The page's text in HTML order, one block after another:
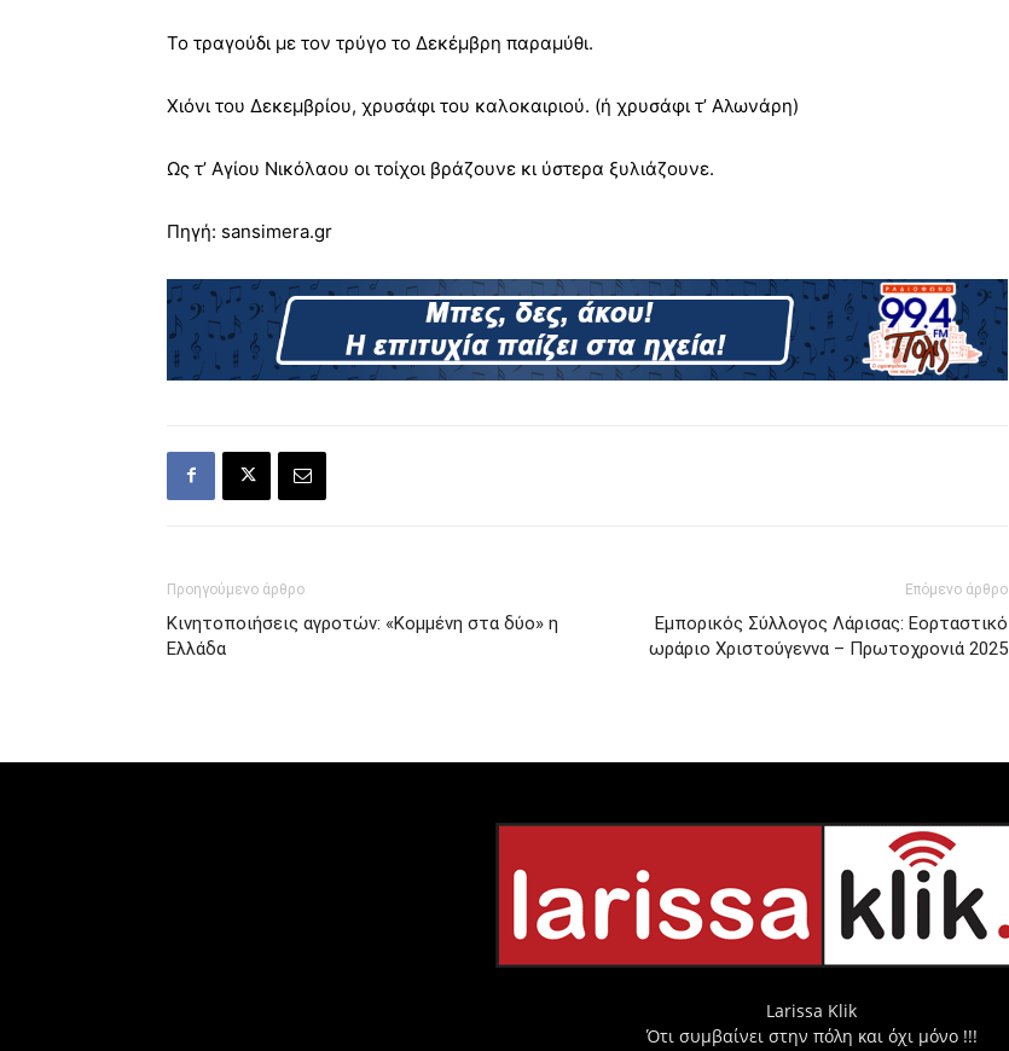
Το τραγούδι με τον τρύγο το Δεκέμβρη παραμύθι.
Χιόνι του Δεκεμβρίου, χρυσάφι του καλοκαιριού. (ή χρυσάφι τ’ Αλωνάρη)
Ως τ’ Αγίου Νικόλαου οι τοίχοι βράζουνε κι ύστερα ξυλιάζουνε.
Πηγή: sansimera.gr
Προηγούμενο άρθρο
Κινητοποιήσεις αγροτών: «Κομμένη στα δύο» η
Ελλάδα
Επόμενο άρθρο
Εμπορικός Σύλλογος Λάρισας: Εορταστικό
ωράριο Χριστούγεννα – Πρωτοχρονιά 2025
Larissa Klik
Ότι συμβαίνει στην πόλη και όχι μόνο !!!